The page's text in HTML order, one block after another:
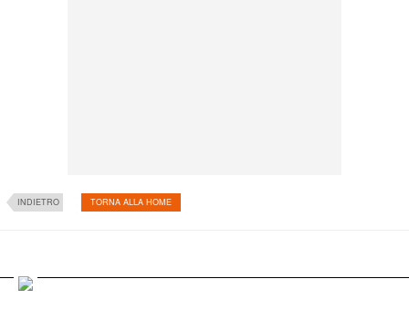
INDIETRO TORNA ALLA HOME